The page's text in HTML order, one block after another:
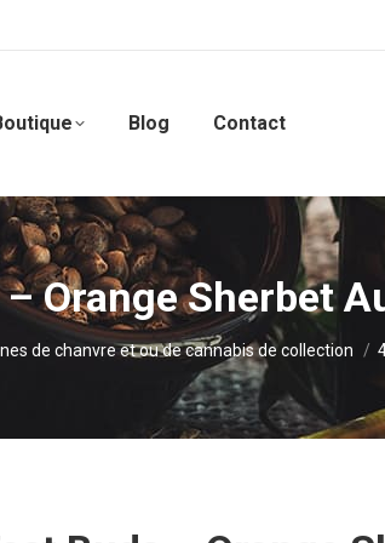
Blog Contact
Orange Sherbet
de chanvre et ou de cannabis de collection